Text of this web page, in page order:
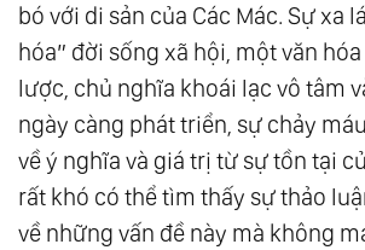
bó với di sản của Các Mác. Sự xa
hóa” đời sống xã hội, một văn
lược, chủ nghĩa khoái lạc vô tâm
ngày càng phát triển, sự chảy
về ý nghĩa và giá trị từ sự tồn tại
rất khó có thể tìm thấy sự thảo
về những vấn đề này mà không